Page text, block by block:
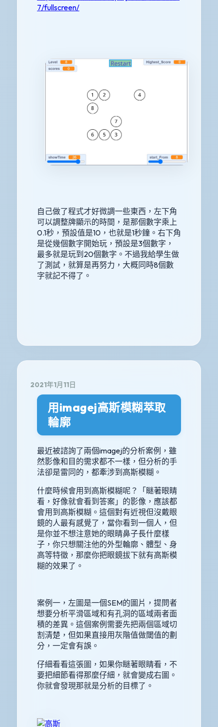
7/fullscreen/
自己做了程式才好微調一些東西，左下角
可以調整牌顯示的時間，是那個數字乘上
0.1秒，預設值是10，也就是1秒鐘。右下角
是從幾個數字開始玩，預設是3個數字，
最多就是玩到20個數字。不過我給學生做
了測試，就算是再努力，大概同時8個數
字就記不得了。
2021年1月11日
用imagej高斯模糊萃取
輪廓
最近被諮詢了兩個imagej的分析案例，雖
然影像和目的需求都不一樣，但分析的手
法卻是雷同的，都牽涉到高斯模糊。
什麼時候會用到高斯模糊呢？「瞇著眼睛
看，好像就會看到答案」的影像，應該都
會用到高斯模糊。這個對有近視但沒戴眼
鏡的人最有感覺了，當你看到一個人，但
是你並不想注意她的眼睛鼻子長什麼樣
子，你只想關注他的外型輪廓、體型、身
高等特徵，那麼你把眼鏡拔下就有高斯模
糊的效果了。
案例一，左圖是一個SEM的圖片，提問者
想要分析平滑區域和有孔洞的區域兩者面
積的差異。這個案例需要先把兩個區域切
割清楚，但如果直接用灰階值做閾值的劃
分，一定會有誤。
仔細看看這張圖，如果你瞇著眼睛看，不
要把細節看得那麼仔細，就會變成右圖。
你就會發現那就是分析的目標了。